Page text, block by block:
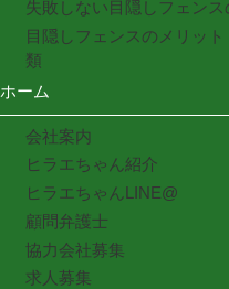
失敗しない目隠しフェンス
目隠しフェンスのメリッ
類
ホーム
会社案内
ヒラエちゃん紹介
ヒラエちゃんLINE@
顧問弁護士
協力会社募集
求人募集